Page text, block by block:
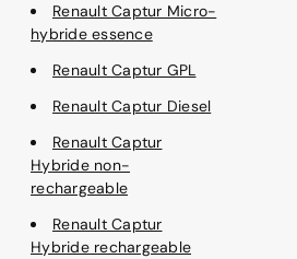
Renault Captur Micro-
hybride essence
Renault Captur GPL
Renault Captur Diesel
Renault Captur
Hybride non-
rechargeable
Renault Captur
Hybride rechargeable